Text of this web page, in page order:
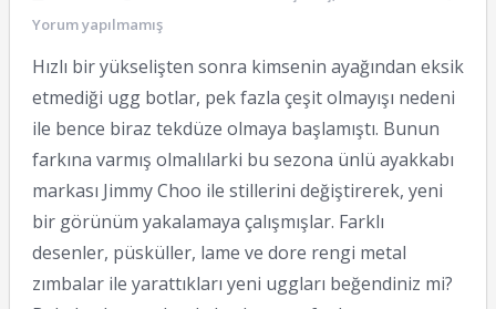
Yorum yapılmamış
Hızlı bir yükselişten sonra kimsenin ayağından eksik
etmediği ugg botlar, pek fazla çeşit olmayışı nedeni
ile bence biraz tekdüze olmaya başlamıştı. Bunun
farkına varmış olmalılarki bu sezona ünlü ayakkabı
markası Jimmy Choo ile stillerini değiştirerek, yeni
bir görünüm yakalamaya çalışmışlar. Farklı
desenler, püsküller, lame ve dore rengi metal
zımbalar ile yarattıkları yeni uggları beğendiniz mi?